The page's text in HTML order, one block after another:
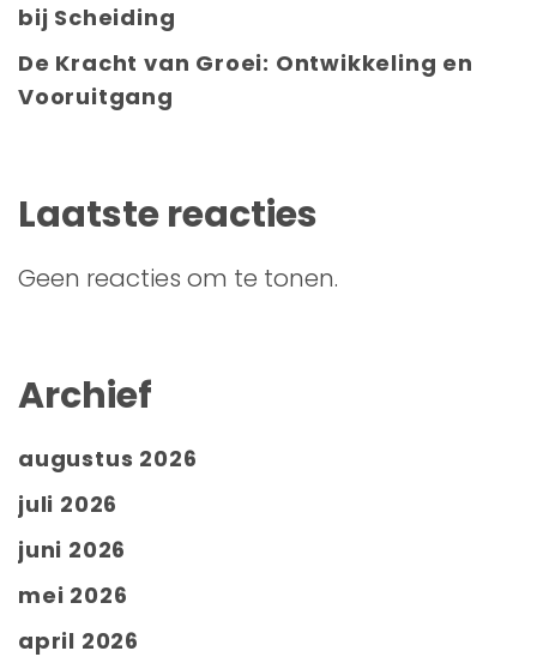
bij Scheiding
De Kracht van Groei: Ontwikkeling en
Vooruitgang
Laatste reacties
Geen reacties om te tonen.
Archief
augustus 2026
juli 2026
juni 2026
mei 2026
april 2026